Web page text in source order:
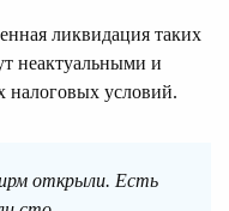
ликвидация таких
неактуальными и
налоговых условий.
открыли. Есть